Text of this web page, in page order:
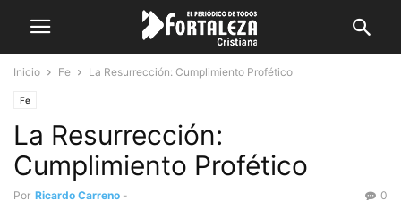
Inicio Fe La Resurrección: Cumplimiento Profético
Fe
La Resurrección:
Cumplimiento Profético
Por Ricardo Carreno - 0